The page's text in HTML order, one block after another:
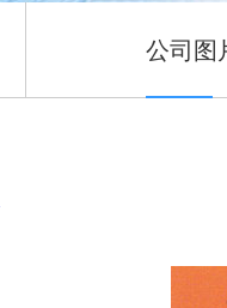
公司图